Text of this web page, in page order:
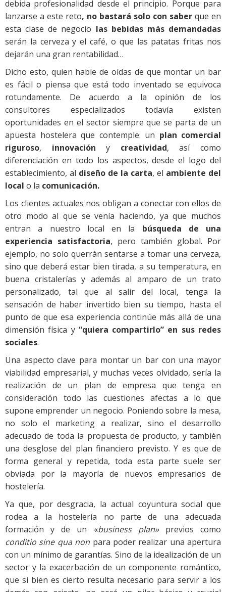
debida profesionalidad desde el principio. Porque para
lanzarse a este reto, no bastará solo con saber que en
esta clase de negocio las bebidas más demandadas
serán la cerveza y el café, o que las patatas fritas nos
dejarán una gran rentabilidad…
Dicho esto, quien hable de oídas de que montar un bar
es fácil o piensa que está todo inventado se equivoca
rotundamente. De acuerdo a la opinión de los
consultores especializados todavía existen
oportunidades en el sector siempre que se parta de un
apuesta hostelera que contemple: un plan comercial
riguroso, innovación y creatividad, así como
diferenciación en todo los aspectos, desde el logo del
establecimiento, al diseño de la carta, el ambiente del
local o la comunicación.
Los clientes actuales nos obligan a conectar con ellos de
otro modo al que se venía haciendo, ya que muchos
entran a nuestro local en la búsqueda de una
experiencia satisfactoria, pero también global. Por
ejemplo, no solo querrán sentarse a tomar una cerveza,
sino que deberá estar bien tirada, a su temperatura, en
buena cristalerías y además al amparo de un trato
personalizado, tal que al salir del local, tenga la
sensación de haber invertido bien su tiempo, hasta el
punto de que esa experiencia continúe más allá de una
dimensión física y “quiera compartirlo” en sus redes
sociales.
Una aspecto clave para montar un bar con una mayor
viabilidad empresarial, y muchas veces olvidado, sería la
realización de un plan de empresa que tenga en
consideración todo las cuestiones afectas a lo que
supone emprender un negocio. Poniendo sobre la mesa,
no solo el marketing a realizar, sino el desarrollo
adecuado de toda la propuesta de producto, y también
una desglose del plan financiero previsto. Y es que de
forma general y repetida, toda esta parte suele ser
obviada por la mayoría de nuevos empresarios de
hostelería.
Ya que, por desgracia, la actual coyuntura social que
rodea a la hostelería no parte de una adecuada
formación y de un «business plan»previos como
conditio sine qua non para poder realizar una apertura
con un mínimo de garantías. Sino de la idealización de un
sector y la exacerbación de un componente romántico,
que si bien es cierto resulta necesario para servir a los